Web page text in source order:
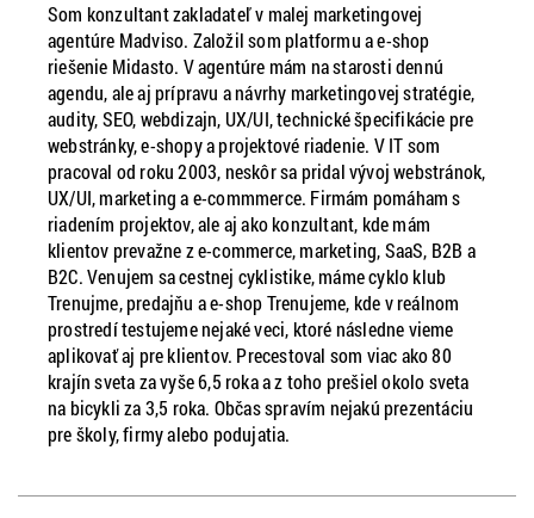
Som konzultant zakladateľ v malej marketingovej
agentúre Madviso. Založil som platformu a e-shop
riešenie Midasto. V agentúre mám na starosti dennú
agendu, ale aj prípravu a návrhy marketingovej stratégie,
audity, SEO, webdizajn, UX/UI, technické špecifikácie pre
webstránky, e-shopy a projektové riadenie. V IT som
pracoval od roku 2003, neskôr sa pridal vývoj webstránok,
UX/UI, marketing a e-commmerce. Firmám pomáham s
riadením projektov, ale aj ako konzultant, kde mám
klientov prevažne z e-commerce, marketing, SaaS, B2B a
B2C. Venujem sa cestnej cyklistike, máme cyklo klub
Trenujme, predajňu a e-shop Trenujeme, kde v reálnom
prostredí testujeme nejaké veci, ktoré následne vieme
aplikovať aj pre klientov. Precestoval som viac ako 80
krajín sveta za vyše 6,5 roka a z toho prešiel okolo sveta
na bicykli za 3,5 roka. Občas spravím nejakú prezentáciu
pre školy, firmy alebo podujatia.